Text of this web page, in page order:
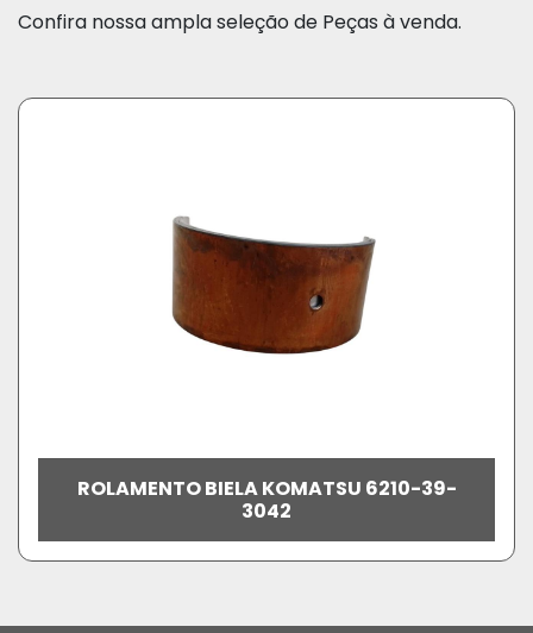
Confira nossa ampla seleção de Peças à venda.
ROLAMENTO BIELA KOMATSU 6210-39-
3042